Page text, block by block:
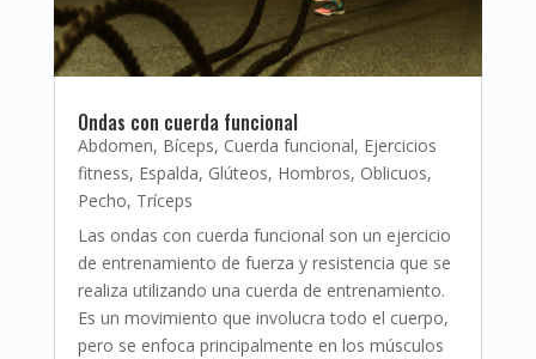
Ondas con cuerda funcional
Abdomen, Bíceps, Cuerda funcional, Ejercicios
fitness, Espalda, Glúteos, Hombros, Oblicuos,
Pecho, Tríceps
Las ondas con cuerda funcional son un ejercicio
de entrenamiento de fuerza y resistencia que se
realiza utilizando una cuerda de entrenamiento.
Es un movimiento que involucra todo el cuerpo,
pero se enfoca principalmente en los músculos